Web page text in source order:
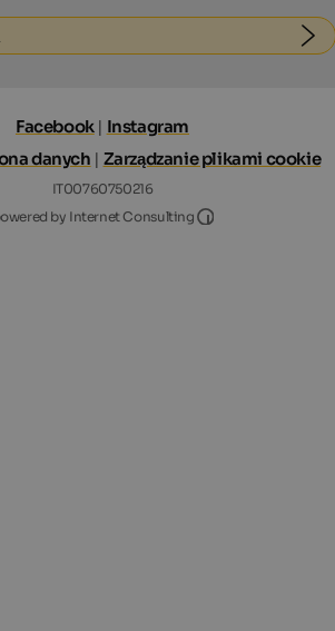
Facebook | Instagram
danych | Zarządzanie plikami cookie
IT00760750216
by Internet Consulting
Internet